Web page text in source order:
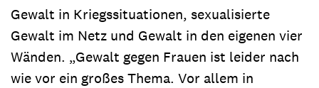
Gewalt in Kriegssituationen, sexualisierte
Gewalt im Netz und Gewalt in den eigenen vier
Wänden. „Gewalt gegen Frauen ist leider nach
wie vor ein großes Thema. Vor allem in